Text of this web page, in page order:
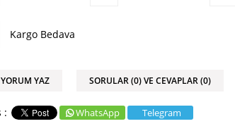
Kargo Bedava
YORUM YAZ SORULAR (0) VE CEVAPLAR (0)
WhatsApp Telegram